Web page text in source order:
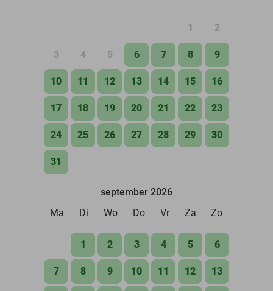
1 2
3 4 5 6 7 8 9
10 11 12 13 14 15 16
17 18 19 20 21 22 23
24 25 26 27 28 29 30
31
september 2026
Ma
Di Wo Do Vr Za Zo
1 2 3 4 5 6
7 8 9 10 11 12 13